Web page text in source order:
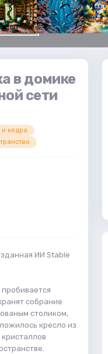
в домике
сети
и кедра
ИИ Stable
собрание
столиком,
кресло из